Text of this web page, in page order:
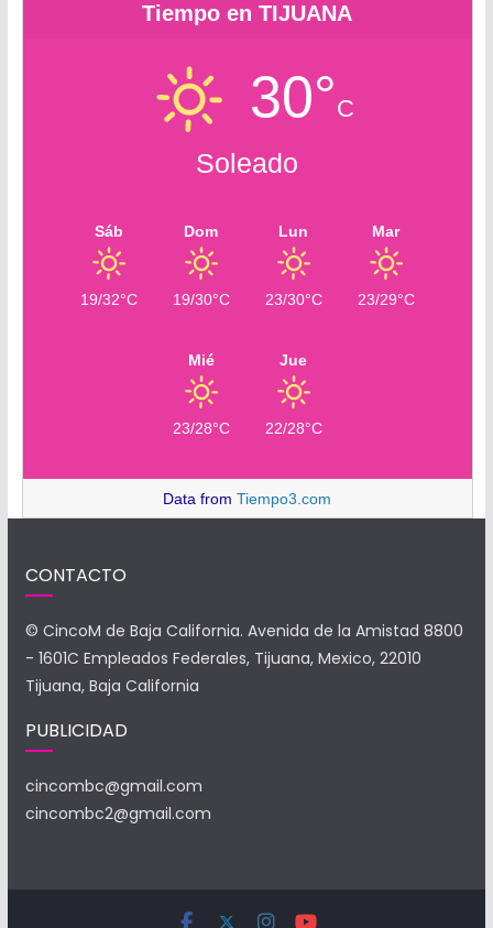
Tiempo en TIJUANA
30°C
Soleado
Sáb
19/32°C
Dom
19/30°C
Lun
23/30°C
Mar
23/29°C
Mié
23/28°C
Jue
22/28°C
Data fromTiempo3.com
CONTACTO
© CincoM de Baja California. Avenida de la Amistad 8800
- 1601C Empleados Federales, Tijuana, Mexico, 22010
Tijuana, Baja California
PUBLICIDAD
cincombc@gmail.com
cincombc2@gmail.com